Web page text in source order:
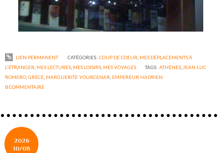
LIEN PERMANENT CATÉGORIES :COUP DE COEUR, MES DÉPLACEMENTS À
L'ÉTRANGER, MES LECTURES, MES LOISIRS, MES VOYAGES TAGS :ATHÈNES,JEAN-LUC
ROMERO,GRÈCE, MARGUERITE YOURCENAR, EMPEREUR HADRIEN
0COMMENTAIRE
2026
10/08